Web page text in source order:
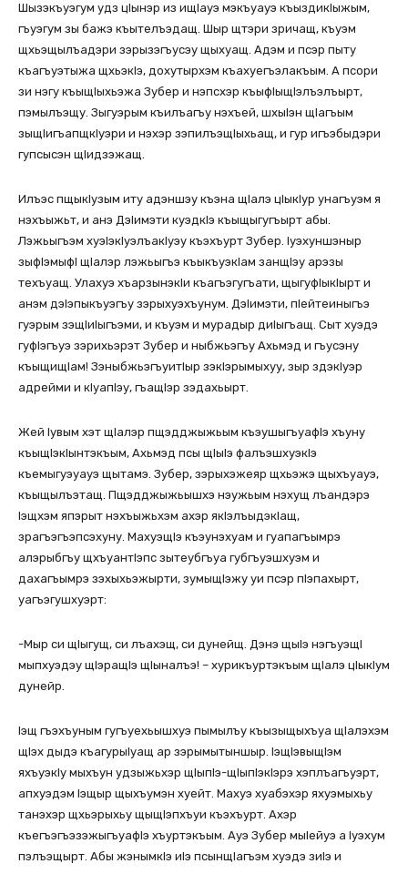
Шызэкъуэгум удз цIынэр из ищIауэ мэкъуауэ къыздикIыжым,
гъуэгум зы бажэ къытелъэдащ. Шыр щтэри зричащ, къуэм
щхьэщылъадэри зэрызэгъусэу щыхуащ. Адэм и псэр пыту
къагъуэтыжа щхьэкIэ, дохутырхэм къахуегъэлакъым. А псори
зи нэгу къыщIыхьэжа Зубер и нэпсхэр къыфIыщIэлъэлъырт,
пэмылъэщу. Зыгуэрым къилъагъу нэхъей, шхыIэн щIагъым
зыщIигъапщкIуэри и нэхэр зэпилъэщIыхьащ, и гур игъэбыдэри
гупсысэн щIидзэжащ.
Илъэс пщыкIузым иту адэншэу къэна щIалэ цIыкIур унагъуэм я
нэхъыжьт, и анэ ДэIимэти куэдкIэ къыщыгугъырт абы.
Лэжьыгъэм хуэIэкIуэлъакIуэу къэхъурт Зубер. Iуэхуншэныр
зыфIэмыфI щIалэр лэжьыгъэ къыкъуэкIам занщIэу арэзы
техъуащ. Улахуэ хъарзынэкIи къагъэгугъати, щыгуфIыкIырт и
анэм дэIэпыкъуэгъу зэрыхуэхъунум. ДэIимэти, пIейтеиныгъэ
гуэрым зэщIиIыгъэми, и къуэм и мурадыр диIыгъащ. Сыт хуэдэ
гуфIэгъуэ зэрихьэрэт Зубер и ныбжьэгъу Ахьмэд и гъусэну
къыщищIам! ЗэныбжьэгъуитIыр зэкIэрымыхуу, зыр здэкIуэр
адрейми и кIуапIэу, гъащIэр зэдахьырт.
Жей Iувым хэт щIалэр пщэдджыжьым къэушыгъуафIэ хъуну
къыщIэкIынтэкъым, Ахьмэд псы щIыIэ фалъэшхуэкIэ
къемыгуэуауэ щытамэ. Зубер, зэрыхэжеяр щхьэжэ щыхъуауэ,
къыщылъэтащ. Пщэдджыжьышхэ нэужьым нэхущ лъандэрэ
Iэщхэм япэрыт нэхъыжьхэм ахэр якIэлъыдэкIащ,
зрагъэгъэпсэхуну. МахуэщIэ къэунэхуам и гуапагъымрэ
алэрыбгъу щхъуантIэпс зытеубгъуа губгъуэшхуэм и
дахагъымрэ зэхыхьэжырти, зумыщIэжу уи псэр пIэпахырт,
уагъэгушхуэрт:
-Мыр си щIыгущ, си лъахэщ, си дунейщ. Дэнэ щыIэ нэгъуэщI
мыпхуэдэу щIэращIэ щIыналъэ! – хурикъуртэкъым щIалэ цIыкIум
дунейр.
Iэщ гъэхъуным гугъуехьышхуэ пымылъу къызыщыхъуа щIалэхэм
щIэх дыдэ къагурыIуащ ар зэрымытыншыр. IэщIэвыщIэм
яхъуэкIу мыхъун удзыжьхэр щIыпIэ-щIыпIэкIэрэ хэплъагъуэрт,
апхуэдэм Iэщыр щыхъумэн хуейт. Махуэ хуабэхэр яхуэмыхьу
танэхэр щхьэрыхьу щыщIэпхъуи къэхъурт. Ахэр
къегъэгъэзэжыгъуафIэ хъуртэкъым. Ауэ Зубер мыIейуэ а Iуэхум
пэлъэщырт. Абы жэнымкIэ иIэ псынщIагъэм хуэдэ зиIэ и